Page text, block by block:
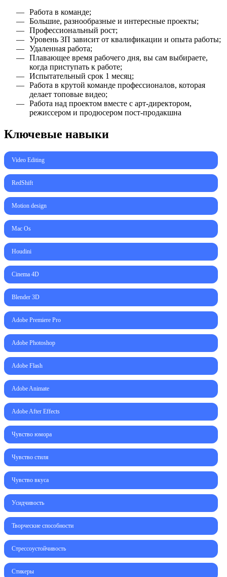
Работа в команде;
Большие, разнообразные и интересные проекты;
Профессиональный рост;
Уровень ЗП зависит от квалификации и опыта работы;
Удаленная работа;
Плавающее время рабочего дня, вы сам выбираете,
когда приступать к работе;
Испытательный срок 1 месяц;
Работа в крутой команде профессионалов, которая
делает топовые видео;
Работа над проектом вместе с арт-директором,
режиссером и продюсером пост-продакшна
Ключевые навыки
Video Editing
RedShift
Motion design
Mac Os
Houdini
Cinema 4D
Blender 3D
Adobe Premiere Pro
Adobe Photoshop
Adobe Flash
Adobe Animate
Adobe After Effects
Чувство юмора
Чувство стиля
Чувство вкуса
Усидчивость
Творческие способности
Стрессоустойчивость
Стикеры